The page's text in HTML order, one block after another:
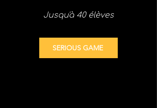
Jusqu'à 40 élèves
SERIOUS GAME